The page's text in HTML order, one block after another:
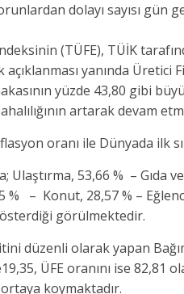
dolayı sayısı gün
Ülkemizde
(TÜFE), TÜİK
yanında Üretici
yüzde 43,80 gibi
artarak devam
oranı ile Dünyada
Ulaştırma, 53,66 % – Gıda
% – Konut, 28,57 % –
görülmektedir.
düzenli olarak yapan
ÜFE oranını ise
koymaktadır.